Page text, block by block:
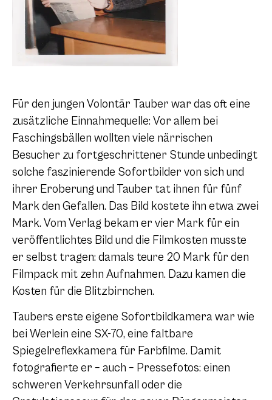
Für den jungen Volontär Tauber war das oft eine
zusätzliche Einnahmequelle: Vor allem bei
Faschingsbällen wollten viele närrischen
Besucher zu fortgeschrittener Stunde unbedingt
solche faszinierende Sofortbilder von sich und
ihrer Eroberung und Tauber tat ihnen für fünf
Mark den Gefallen. Das Bild kostete ihn etwa zwei
Mark. Vom Verlag bekam er vier Mark für ein
veröffentlichtes Bild und die Filmkosten musste
er selbst tragen: damals teure 20 Mark für den
Filmpack mit zehn Aufnahmen. Dazu kamen die
Kosten für die Blitzbirnchen.
Taubers erste eigene Sofortbildkamera war wie
bei Werlein eine SX-70, eine faltbare
Spiegelreflexkamera für Farbfilme. Damit
fotografierte er – auch – Pressefotos: einen
schweren Verkehrsunfall oder die